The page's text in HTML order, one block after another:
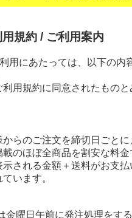
規約 / ご利用案内
用にあたっては、以下の
用規約に同意されたもの
らのご注文を締切日ごと
のほぼ全商品を割安な料
される金額＋送料がお支
います。
金曜日午前に発注処理をす